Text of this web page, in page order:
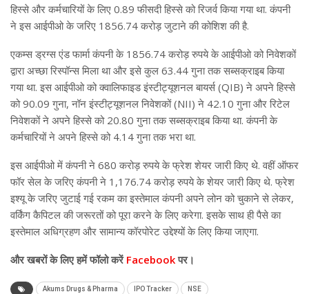
हिस्से और कर्मचारियों के लिए 0.89 फीसदी हिस्से को रिजर्व किया गया था. कंपनी
ने इस आईपीओ के जरिए 1856.74 करोड़ जुटाने की कोशिश की है.
एकम्स ड्रग्स एंड फार्मा कंपनी के 1856.74 करोड़ रुपये के आईपीओ को निवेशकों
द्वारा अच्छा रिस्पॉन्स मिला था और इसे कुल 63.44 गुना तक सब्सक्राइब किया
गया था. इस आईपीओ को क्वालिफाइड इंस्टीट्यूशनल बायर्स (QIB) ने अपने हिस्से
को 90.09 गुना, नॉन इंस्टीट्यूशनल निवेशकों (NII) ने 42.10 गुना और रिटेल
निवेशकों ने अपने हिस्से को 20.80 गुना तक सब्सक्राइब किया था. कंपनी के
कर्मचारियों ने अपने हिस्से को 4.14 गुना तक भरा था.
इस आईपीओ में कंपनी ने 680 करोड़ रुपये के फ्रेश शेयर जारी किए थे. वहीं ऑफर
फॉर सेल के जरिए कंपनी ने 1,176.74 करोड़ रुपये के शेयर जारी किए थे. फ्रेश
इश्यू के जरिए जुटाई गई रकम का इस्तेमाल कंपनी अपने लोन को चुकाने से लेकर,
वर्किंग कैपिटल की जरूरतों को पूरा करने के लिए करेगा. इसके साथ ही पैसे का
इस्तेमाल अधिग्रहण और सामान्य कॉरपोरेट उद्देश्यों के लिए किया जाएगा.
और खबरों के लिए हमें फॉलो करेंFacebookपर।
Akums Drugs & Pharma IPO Tracker NSE